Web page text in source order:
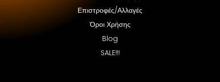
Επιστροφές/Αλλαγές
Όροι Χρήσης
Blog
SALE!!!